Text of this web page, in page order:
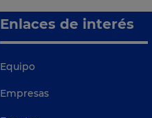
Enlaces de interés
Equipo
Empresas